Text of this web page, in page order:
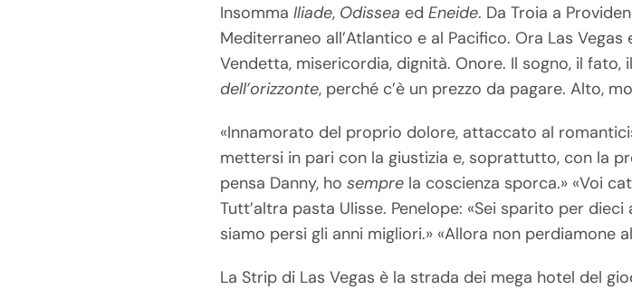
InsommaIliade, Odissea edEneide. Da Troia a
Mediterraneo all’Atlantico e al Pacifico. Ora Las
Vendetta, misericordia, dignità. Onore. Il sogno, il fato,
dell’orizzonte, perché c’è un prezzo da pagare. Alto,
«Innamorato del proprio dolore, attaccato al
mettersi in pari con la giustizia e, soprattutto, con la
pensa Danny, hosempre la coscienza sporca.» «Voi
Tutt’altra pasta Ulisse. Penelope: «Sei sparito per
siamo persi gli anni migliori.» «Allora non perdiamone
La Strip di Las Vegas è la strada dei mega hotel del